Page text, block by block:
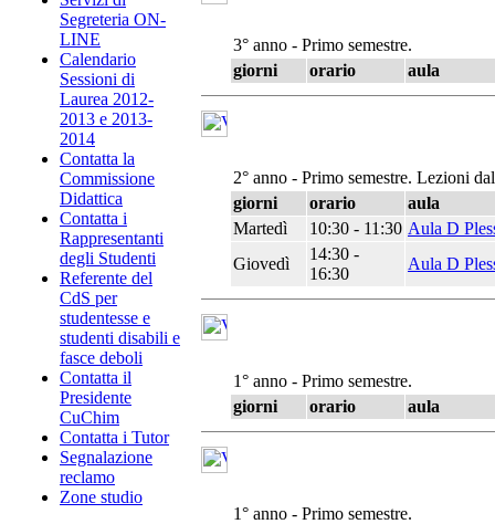
Segreteria ON-
LINE
Calendario
Sessioni di
Laurea 2012-
2013 e 2013-
2014
Contatta la
Commissione
Didattica
Contatta i
Rappresentanti
degli Studenti
Referente del
CdS per
studentesse e
studenti disabili e
fasce deboli
Contatta il
Presidente
CuChim
Contatta i Tutor
Segnalazione
reclamo
Zone studio
3° anno - Primo semestre.
giorni
orario aula
2° anno - Primo semestre. Lezioni
giorni
orario
aula
Martedì
10:30 - 11:30 Aula D
Giovedì
14:30 -
16:30
Aula D
1° anno - Primo semestre.
giorni
orario aula
1° anno - Primo semestre.